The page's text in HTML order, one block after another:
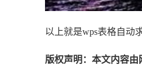
以上就是wps表格自动
版权声明：本文内容